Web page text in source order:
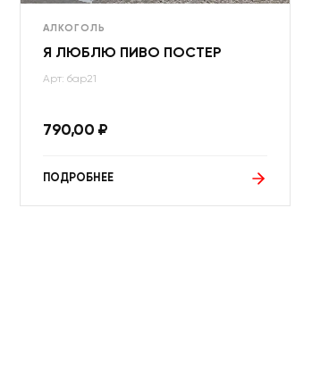
АЛКОГОЛЬ
Я ЛЮБЛЮ ПИВО ПОСТЕР
Арт: бар21
790,00 ₽
ПОДРОБНЕЕ